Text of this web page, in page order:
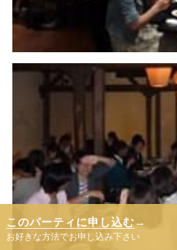
このパーティに申し込む →
お好きな方法でお申し込み下さい